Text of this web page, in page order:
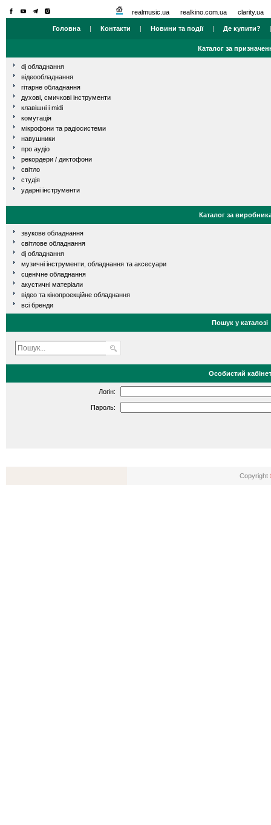
realmusic.ua realkino.com.ua clarity.ua
Головна | Контакти | Новини та події| Де купити?
Каталог за
dj обладнання
відеообладнання
гітарне обладнання
духові, смичкові інструменти
клавішні і midi
комутація
мікрофони та радіосистеми
навушники
про аудіо
рекордери / диктофони
світло
студія
ударні інструменти
Каталог за
звукове обладнання
світлове обладнання
dj обладнання
музичні інструменти, обладнання та аксесуари
сценічне обладнання
акустичні матеріали
відео та кінопроекційне обладнання
всі бренди
Пошук у каталозі
Особистий кабінет
Логін:
Пароль:
Copyright